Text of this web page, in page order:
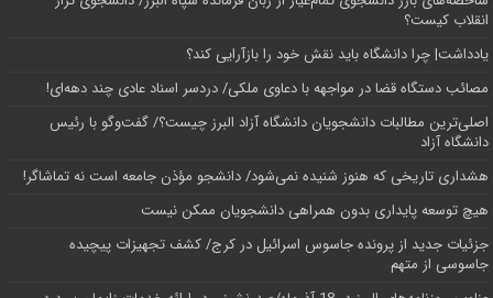
انقلاب کیست؟
یادداشت| چرا دانشگاه باید نقش خود را بازآرایی کند؟
مصائب دستگاه قضا در مواجهه با دعاوی ملکی/ دردسر اسناد عادی چند‌ دهه‌ای!
اصلی‌ترین مطالبات دانشجویان دانشگاه آزاد البرز چیست؟/ گفت‌وگو با رئیس
دانشگاه آز‌اد
هشداری تاریخی که هنوز شنیده نمی‌شود/ دانشجو مؤذن جامعه است نه تماشاگر!
هیچ توسعه پایداری بدون همراهی دانشجویان ممکن نیست
جزئیات جدید از پرونده جاسوس اسرائیل در کرج/‌ کشف تجهیزات پیچیده
جاسوسی از متهم